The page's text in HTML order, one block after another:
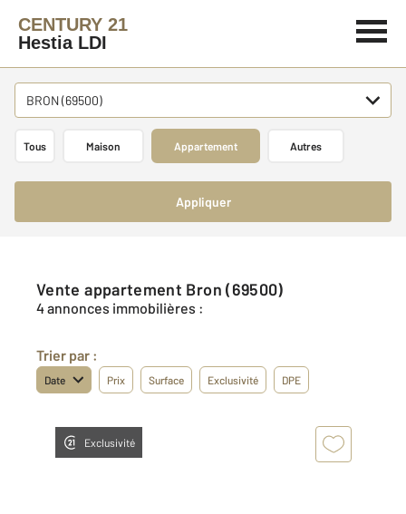
CENTURY 21
Hestia LDI
BRON (69500)
Tous Maison Appartement Autres
Appliquer
Vente appartement Bron (69500)
4 annonces immobilières :
Trier par :
Date Prix Surface Exclusivité DPE
Exclusivité